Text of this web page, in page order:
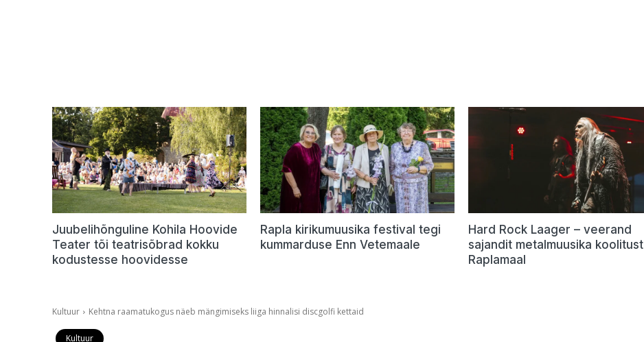
Juubelihõnguline Kohila Hoovide
Teater tõi teatrisõbrad kokku
kodustesse hoovidesse
Rapla kirikumuusika festival tegi
kummarduse Enn Vetemaale
Hard Rock Laager – veerand
sajandit metalmuusika koolitust
Raplamaal